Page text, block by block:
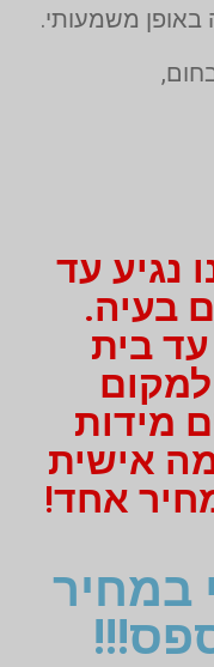
באופן משמעותי.
נגיע עד
בעיה.
עד בית
מידות
אישית
במחיר